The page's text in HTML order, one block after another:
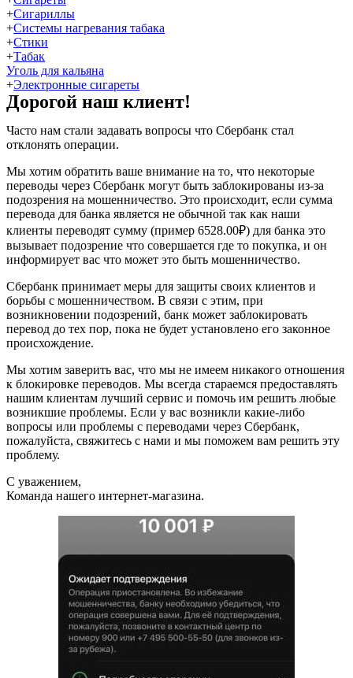
+Сигариллы
+Системы нагревания табака
+Стики
+Табак
Уголь для кальяна
+Электронные сигареты
Дорогой наш клиент!
Часто нам стали задавать вопросы что Сбербанк стал
отклонять операции.
Мы хотим обратить ваше внимание на то, что некоторые
переводы через Сбербанк могут быть заблокированы из-за
подозрения на мошенничество. Это происходит, если сумма
перевода для банка является не обычной так как наши
клиенты переводят сумму (пример 6528.00₽) для банка это
вызывает подозрение что совершается где то покупка, и он
информирует вас что может это быть мошенничество.
Сбербанк принимает меры для защиты своих клиентов и
борьбы с мошенничеством. В связи с этим, при
возникновении подозрений, банк может заблокировать
перевод до тех пор, пока не будет установлено его законное
происхождение.
Мы хотим заверить вас, что мы не имеем никакого отношения
к блокировке переводов. Мы всегда стараемся предоставлять
нашим клиентам лучший сервис и помочь им решить любые
возникшие проблемы. Если у вас возникли какие-либо
вопросы или проблемы с переводами через Сбербанк,
пожалуйста, свяжитесь с нами и мы поможем вам решить эту
проблему.
С уважением,
Команда нашего интернет-магазина.